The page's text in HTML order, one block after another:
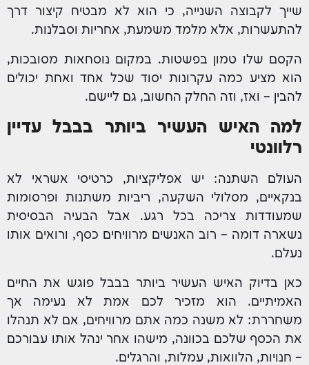
שייך לקבוצה השנייה, כי הוא לא מבטיח קיצור דרך
להתעשרות, אלא מלמד משמעת, אחריות וסבלנות.
הקסם שלו טמון בפשטות. במקום נוסחאות מסובכות,
הוא מציע כמה עקרונות יסוד שכל אחד ואחת יכולים
להבין – ואז, וזה החלק החשוב, גם ליישם.
למה האיש העשיר ביותר בבבל עדיין
רלוונטי
העולם השתנה: יש אפליקציות, כרטיסי אשראי לא
בנקאיים, מסלולי השקעה, ריביות משתנות ופרסומות
שמעודדות צריכה בכל רגע. אבל הבעיה הבסיסית
נשארה דומה – רוב האנשים מרוויחים כסף, ורואים אותו
נעלם.
כאן בדיוק האיש העשיר ביותר בבבל פוגש את החיים
האמיתיים. הוא מזכיר לכם אמת לא נעימה אך
משחררת: לא משנה כמה אתם מרוויחים, אם לא תנהלו
את הכסף שלכם בכוונה, מישהו אחר ינהל אותו עבורכם
– חנויות, הלוואות, עמלות, והרגלים.